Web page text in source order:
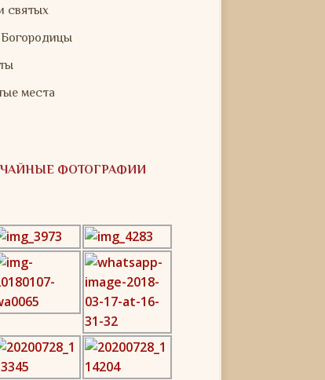
святых
места
ФОТОГРАФИИ